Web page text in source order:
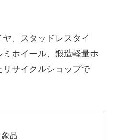
、スタッドレスタイ
ホイール、鍛造軽量ホ
サイクルショップで
象品